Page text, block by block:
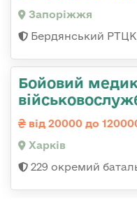
Запоріжжя
Бердянський
Бойовий
від 20000 до
Харків
229 окремий